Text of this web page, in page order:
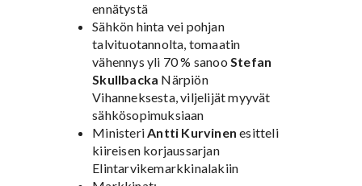
ennätystä
Sähkön hinta vei pohjan
talvituotannolta, tomaatin
vähennys yli 70 % sanoo Stefan
Skullbacka Närpiön
Vihanneksesta, viljelijät myyvät
sähkösopimuksiaan
MinisteriAntti Kurvinen esitteli
kiireisen korjaussarjan
Elintarvikemarkkinalakiin